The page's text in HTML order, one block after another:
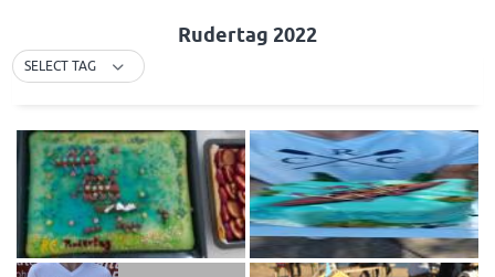
Rudertag 2022
SELECT TAG